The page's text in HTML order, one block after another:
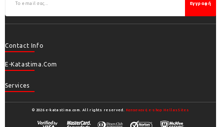
Εγγραφή
Contact Info
E-Katastima.com
Services
© 2026 e-katastima.com. All rights reserved. Κατασκευή e-shop HellasSites